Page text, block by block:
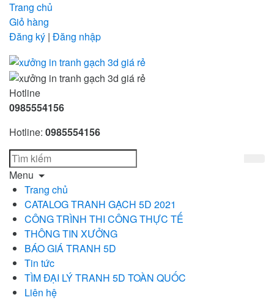
Trang chủ
Giỏ hàng
Đăng ký | Đăng nhập
Hotline
0985554156
Hotline: 0985554156
Menu
Trang chủ
CATALOG TRANH GẠCH 5D 2021
CÔNG TRÌNH THI CÔNG THỰC TẾ
THÔNG TIN XƯỞNG
BÁO GIÁ TRANH 5D
Tin tức
TÌM ĐẠI LÝ TRANH 5D TOÀN QUỐC
Liên hệ